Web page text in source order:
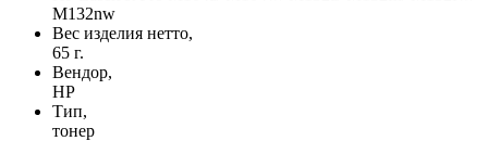
M132nw
Вес изделия нетто,
65 г.
Вендор,
HP
Тип,
тонер